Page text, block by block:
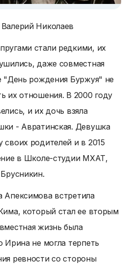
Николаев
стали редкими, их
даже совместная
"День рождения Буржуя" не
их отношения. В 2000 году
и их дочь взяла
- Авратинская. Девушка
своих родителей и в 2015
в Школе-студии МХАТ,
Апексимова встретила
который стал ее вторым
жизнь была
Ирина не могла терпеть
ревности со стороны